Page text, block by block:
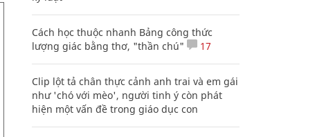
Cách học thuộc nhanh Bảng công thức
lượng giác bằng thơ, "thần chú"
17
Clip lột tả chân thực cảnh anh trai và em gái
như 'chó với mèo', người tinh ý còn phát
hiện một vấn đề trong giáo dục con